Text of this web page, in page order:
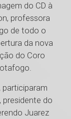
do CD à
professora
de todo o
da nova
do Coro
participaram
presidente do
Juarez